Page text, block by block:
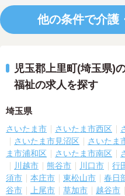
他の条件で介護
児玉郡上里町(埼玉県)
福祉の求人を探す
埼玉県
さいたま市 さいたま市西区
さいたま市見沼区
さいたま
ま市浦和区
さいたま市南区
川越市
熊谷市 川口市 行
須市
本庄市 東松山市 春日
谷市
上尾市 草加市 越谷市